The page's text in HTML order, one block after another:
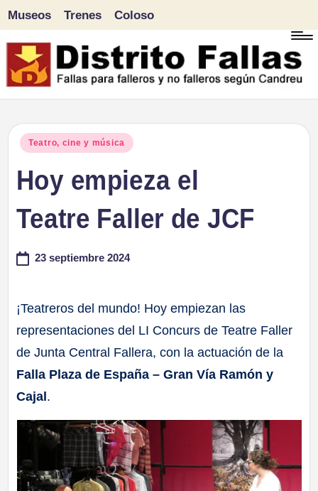
Saltar
al
Museos Trenes Coloso
Publicado
Teatro, cine y música
Hoy empieza el
Teatre Faller de JCF
23 septiembre 2024
¡Teatreros del mundo! Hoy empiezan las
representaciones del LI Concurs de Teatre Faller
de Junta Central Fallera, con la actuación de la
Falla Plaza de España – Gran Vía Ramón y
Cajal.